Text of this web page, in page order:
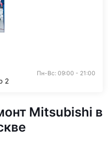
Пн-Вс: 09:00 - 21:00
2
Mitsubishi в